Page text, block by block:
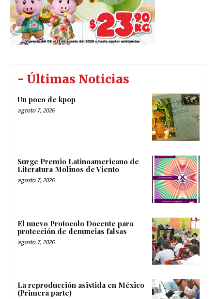
- Últimas Noticias
Un poco de kpop
agosto 7, 2026
Surge Premio Latinoamericano de
Literatura Molinos de Viento
agosto 7, 2026
El nuevo Protocolo Docente para
protección de denuncias falsas
agosto 7, 2026
La reproducción asistida en México
(Primera parte)